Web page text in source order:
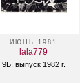
ИЮНЬ 1981
lala779
9Б, выпуск 1982 г.